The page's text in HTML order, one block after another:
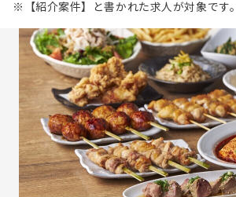
※【紹介案件】と書かれた求人が対象です。